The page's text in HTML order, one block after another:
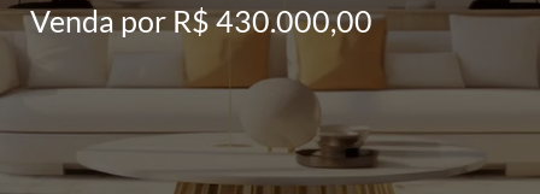
Venda por R$ 430.000,00